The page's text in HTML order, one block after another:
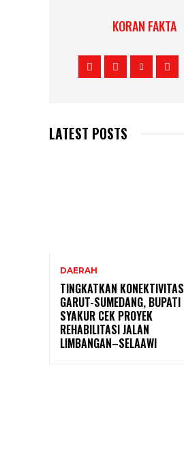
KORAN FAKTA
LATEST POSTS
DAERAH
TINGKATKAN KONEKTIVITAS
GARUT-SUMEDANG, BUPATI
SYAKUR CEK PROYEK
REHABILITASI JALAN
LIMBANGAN–SELAAWI